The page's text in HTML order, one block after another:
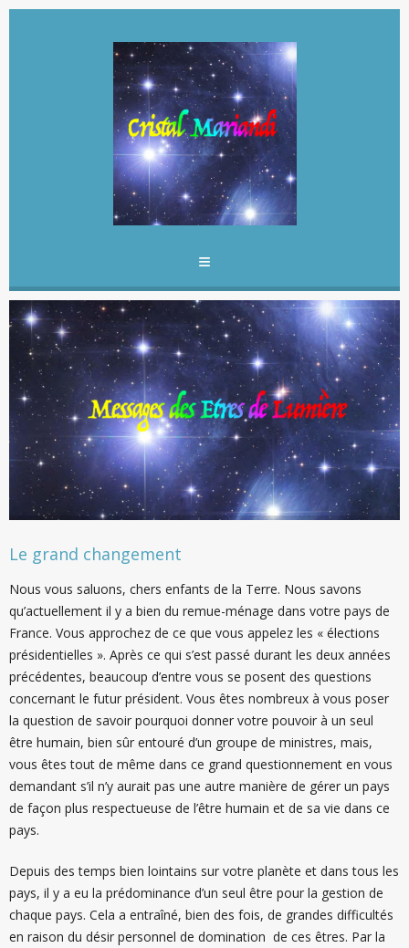
Le grand changement
Nous vous saluons, chers enfants de la Terre. Nous savons
qu’actuellement il y a bien du remue-ménage dans votre pays de
France. Vous approchez de ce que vous appelez les « élections
présidentielles ». Après ce qui s’est passé durant les deux années
précédentes, beaucoup d’entre vous se posent des questions
concernant le futur président. Vous êtes nombreux à vous poser
la question de savoir pourquoi donner votre pouvoir à un seul
être humain, bien sûr entouré d’un groupe de ministres, mais,
vous êtes tout de même dans ce grand questionnement en vous
demandant s’il n’y aurait pas une autre manière de gérer un pays
de façon plus respectueuse de l’être humain et de sa vie dans ce
pays.
Depuis des temps bien lointains sur votre planète et dans tous les
pays, il y a eu la prédominance d’un seul être pour la gestion de
chaque pays. Cela a entraîné, bien des fois, de grandes difficultés
en raison du désir personnel de domination de ces êtres. Par la